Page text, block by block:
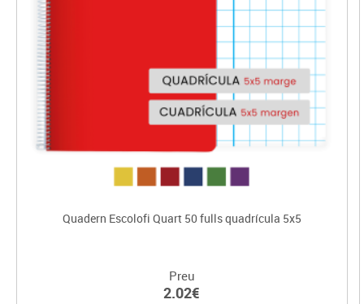
Quadern Escolofi Quart 50 fulls quadrícula 5x5
Preu
2.02€